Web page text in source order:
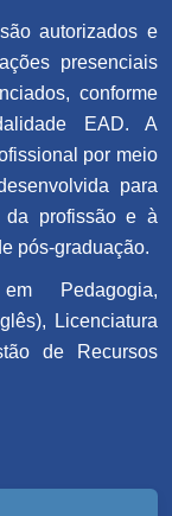
autorizados e
presenciais
conforme
EAD. A
por meio
para
da profissão e à
pós-graduação.
Pedagogia,
Licenciatura
de Recursos